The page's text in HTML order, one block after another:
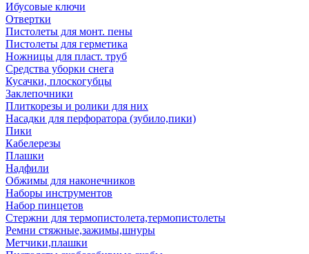
Ибусовые ключи
Отвертки
Пистолеты для монт. пены
Пистолеты для герметика
Ножницы для пласт. труб
Средства уборки снега
Кусачки, плоскогубцы
Заклепочники
Плиткорезы и ролики для них
Насадки для перфоратора (зубило,пики)
Пики
Кабелерезы
Плашки
Надфили
Обжимы для наконечников
Наборы инструментов
Набор пинцетов
Стержни для термопистолета,термопистолеты
Ремни стяжные,зажимы,шнуры
Метчики,плашки